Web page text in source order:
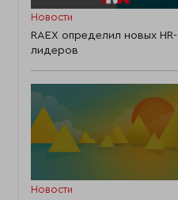
Новости
RAEX определил новых HR-
лидеров
Новости